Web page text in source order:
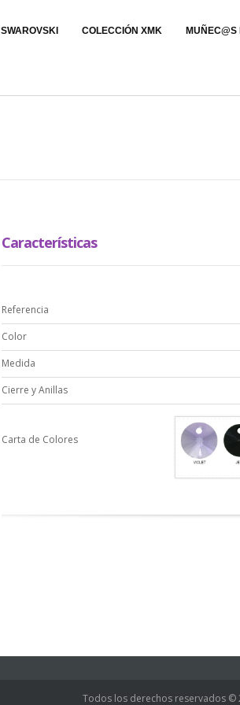
SWAROVSKI COLECCIÓN XMK
Características
Referencia
Color
Medida
Cierre y Anillas
Carta de Colores
Todos los derechos reservados ©